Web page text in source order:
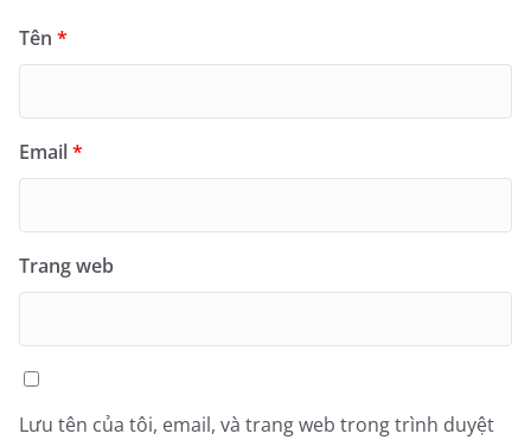
Tên *
Email*
Trang web
Lưu tên của tôi, email, và trang web trong trình duyệt